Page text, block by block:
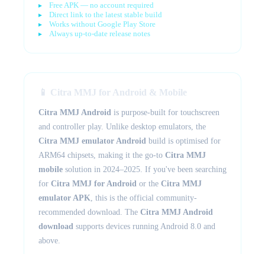
Free APK — no account required
Direct link to the latest stable build
Works without Google Play Store
Always up-to-date release notes
📱 Citra MMJ for Android & Mobile
Citra MMJ Android is purpose-built for touchscreen
and controller play. Unlike desktop emulators, the
Citra MMJ emulator Android build is optimised for
ARM64 chipsets, making it the go-to Citra MMJ
mobile solution in 2024–2025. If you've been searching
for Citra MMJ for Android or the Citra MMJ
emulator APK, this is the official community-
recommended download. The Citra MMJ Android
download supports devices running Android 8.0 and
above.